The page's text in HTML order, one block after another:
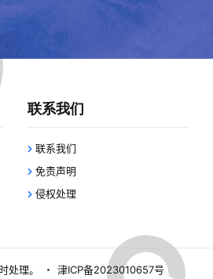
联系我们
联系我们
免责声明
侵权处理
处理。 ・ 津ICP备2023010657号